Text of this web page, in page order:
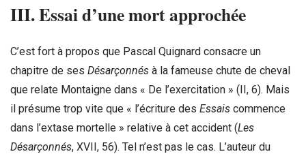
III. Essai d’une mort approchée
C’est fort à propos que Pascal Quignard consacre un
chapitre de ses Désarçonnés à la fameuse chute de cheval
que relate Montaigne dans « De l’exercitation » (II, 6). Mais
il présume trop vite que « l’écriture des Essais commence
dans l’extase mortelle » relative à cet accident (Les
Désarçonnés, XVII, 56). Tel n’est pas le cas. L’auteur du